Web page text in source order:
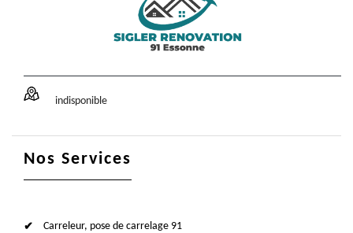
indisponible
Nos Services
Carreleur, pose de carrelage 91